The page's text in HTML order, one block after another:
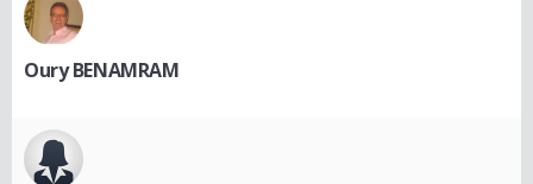
Oury BENAMRAM